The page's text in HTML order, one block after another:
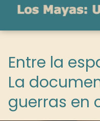
Entre la
La
guerras en